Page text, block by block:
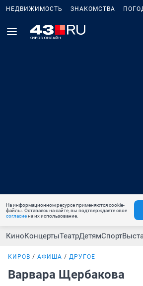
НЕДВИЖИМОСТЬ ЗНАКОМСТВА
На информационном ресурсе применяются cookie-
файлы. Оставаясь на сайте, вы подтверждаете свое
согласиена их использование.
КиноКонцертыТеатрДетямСпорт
КИРОВ АФИША ДРУГОЕ
Варвара Щербакова